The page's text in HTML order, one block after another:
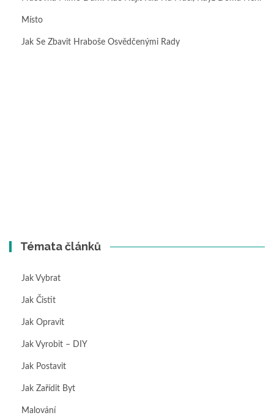
Místo
Jak Se Zbavit Hraboše Osvědčenými Rady
Témata článků
Jak Vybrat
Jak Čistit
Jak Opravit
Jak Vyrobit – DIY
Jak Postavit
Jak Zařídit Byt
Malování